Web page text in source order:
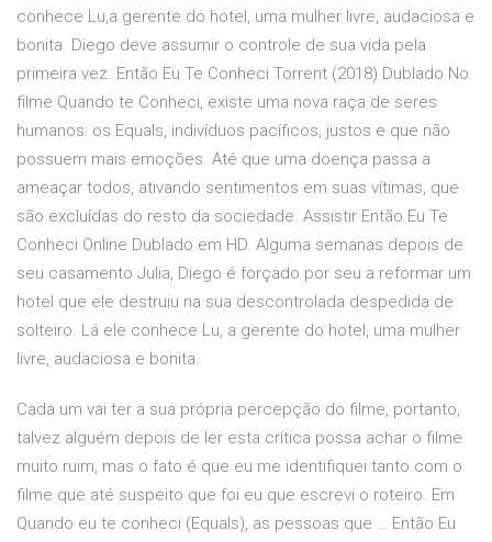
conhece Lu,a gerente do hotel, uma mulher livre, audaciosa e
bonita. Diego deve assumir o controle de sua vida pela
primeira vez. Então Eu Te Conheci Torrent (2018) Dublado No
filme Quando te Conheci, existe uma nova raça de seres
humanos: os Equals, indivíduos pacíficos, justos e que não
possuem mais emoções. Até que uma doença passa a
ameaçar todos, ativando sentimentos em suas vítimas, que
são excluídas do resto da sociedade. Assistir Então Eu Te
Conheci Online Dublado em HD. Alguma semanas depois de
seu casamento Julia, Diego é forçado por seu a reformar um
hotel que ele destruiu na sua descontrolada despedida de
solteiro. Lá ele conhece Lu, a gerente do hotel, uma mulher
livre, audaciosa e bonita.
Cada um vai ter a sua própria percepção do filme, portanto,
talvez alguém depois de ler esta crítica possa achar o filme
muito ruim, mas o fato é que eu me identifiquei tanto com o
filme que até suspeito que foi eu que escrevi o roteiro. Em
Quando eu te conheci (Equals), as pessoas que … Então Eu